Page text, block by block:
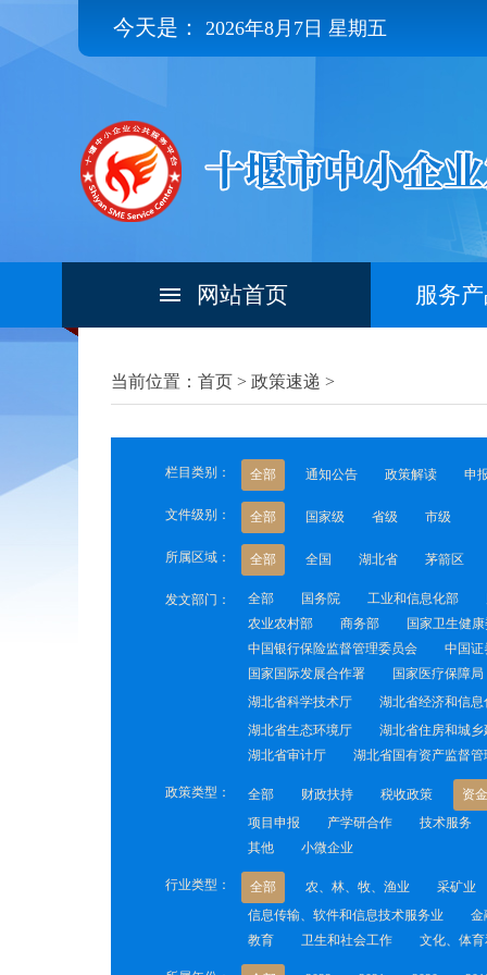
今天是： 2026年8月7日 星期五
网站首页 服务
当前位置：首页 > 政策速递 >
栏目类别： 全部 通知公告 政策解读 申
文件级别： 全部 国家级 省级 市级
所属区域： 全部 全国 湖北省 茅箭区
发文部门： 全部 国务院 工业和信息化部
农业农村部
商务部 国家卫生健
中国银行保险监督管理委员会
中国证
国家国际发展合作署
国家医疗保障局
湖北省科学技术厅
湖北省经济和信息
湖北省生态环境厅
湖北省住房和城乡
湖北省审计厅
湖北省国有资产监督管
政策类型： 全部 财政扶持 税收政策 资
项目申报
产学研合作 技术服务
其他
小微企业
行业类型： 全部 农、林、牧、渔业 采矿业
信息传输、软件和信息技术服务业
金
教育
卫生和社会工作 文化、体